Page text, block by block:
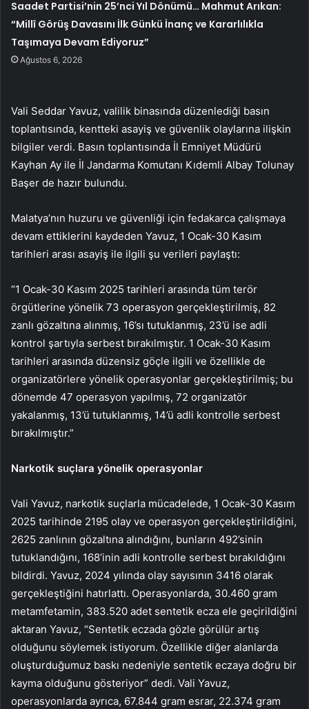
Saadet Partisi’nin 25’nci Yıl Dönümü… Mahmut Arıkan:
“Millî Görüş Davasını İlk Günkü İnanç ve Kararlılıkla
Taşımaya Devam Ediyoruz”
Ağustos 6, 2026
Vali Seddar Yavuz, valilik binasında düzenlediği basın
toplantısında, kentteki asayiş ve güvenlik olaylarına ilişkin
bilgiler verdi. Basın toplantısında İl Emniyet Müdürü
Kayhan Ay ile İl Jandarma Komutanı Kıdemli Albay Tolunay
Başer de hazır bulundu.
Malatya’nın huzuru ve güvenliği için fedakarca çalışmaya
devam ettiklerini kaydeden Yavuz, 1 Ocak-30 Kasım
tarihleri arası asayiş ile ilgili şu verileri paylaştı:
“1 Ocak-30 Kasım 2025 tarihleri arasında tüm terör
örgütlerine yönelik 73 operasyon gerçekleştirilmiş, 82
zanlı gözaltına alınmış, 16’sı tutuklanmış, 23’ü ise adli
kontrol şartıyla serbest bırakılmıştır. 1 Ocak-30 Kasım
tarihleri arasında düzensiz göçle ilgili ve özellikle de
organizatörlere yönelik operasyonlar gerçekleştirilmiş; bu
dönemde 47 operasyon yapılmış, 72 organizatör
yakalanmış, 13’ü tutuklanmış, 14’ü adli kontrolle serbest
bırakılmıştır.”
Narkotik suçlara yönelik operasyonlar
Vali Yavuz, narkotik suçlarla mücadelede, 1 Ocak-30 Kasım
2025 tarihinde 2195 olay ve operasyon gerçekleştirildiğini,
2625 zanlının gözaltına alındığını, bunların 492’sinin
tutuklandığını, 168’inin adli kontrolle serbest bırakıldığını
bildirdi. Yavuz, 2024 yılında olay sayısının 3416 olarak
gerçekleştiğini hatırlattı. Operasyonlarda, 30.460 gram
metamfetamin, 383.520 adet sentetik ecza ele geçirildiğini
aktaran Yavuz, “Sentetik eczada gözle görülür artış
olduğunu söylemek istiyorum. Özellikle diğer alanlarda
oluşturduğumuz baskı nedeniyle sentetik eczaya doğru bir
kayma olduğunu gösteriyor” dedi. Vali Yavuz,
operasyonlarda ayrıca, 67.844 gram esrar, 22.374 gram